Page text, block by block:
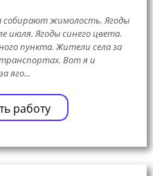
собирают жимолость. Ягоды
июля. Ягоды синего цвета.
пункта. Жители села за
Вот я и
яго...
работу